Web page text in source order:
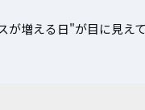
増える日"が目に見えて